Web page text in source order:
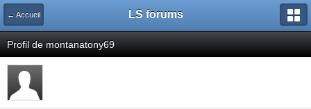
← Accueil LS forums
Profil de montanatony69